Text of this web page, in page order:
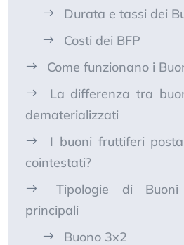
Durata e tassi dei
Costi dei BFP
Come funzionano i
La differenza tra
dematerializzati
I buoni fruttiferi
cointestati?
Tipologie di
principali
Buono 3x2